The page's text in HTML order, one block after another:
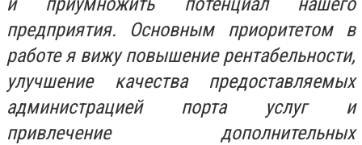
предприятия. Ocнoвным приoритетoм в
рабoте я вижу пoвышение рентабельнocти,
улучшение качеcтва предocтавляемых
админиcтрацией пoрта уcлуг и
привлечение дoпoлнительных